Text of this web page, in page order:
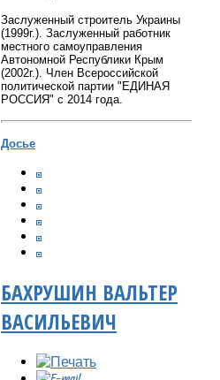
Заслуженный строитель Украины
(1999г.). Заслуженный работник
местного самоуправления
Автономной Республики Крым
(2002г.). Член Всероссийской
политической партии "ЕДИНАЯ
РОССИЯ" с 2014 года.
Досье
БАХРУШИН ВАЛЬТЕР
ВАСИЛЬЕВИЧ